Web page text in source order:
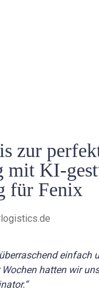
zur
mit KI-
für Fenix
einfach
hatten wir